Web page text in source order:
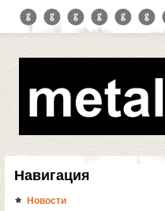
Навигация
Новости